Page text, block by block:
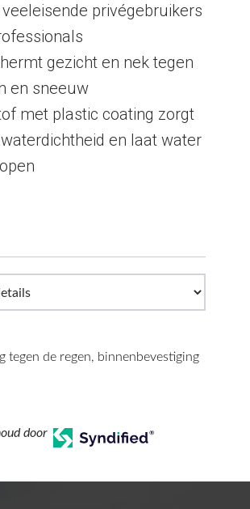
privégebruikers
gezicht en nek tegen
en sneeuw
met plastic coating zorgt
en laat water
tegen de regen, binnenbevestiging
door